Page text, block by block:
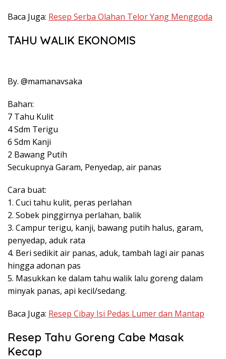
Baca Juga: Resep Serba Olahan Telor Yang Menggoda
TAHU WALIK EKONOMIS
By. @mamanavsaka
Bahan:
7 Tahu Kulit
4 Sdm Terigu
6 Sdm Kanji
2 Bawang Putih
Secukupnya Garam, Penyedap, air panas
Cara buat:
1. Cuci tahu kulit, peras perlahan
2. Sobek pinggirnya perlahan, balik
3. Campur terigu, kanji, bawang putih halus, garam,
penyedap, aduk rata
4. Beri sedikit air panas, aduk, tambah lagi air panas
hingga adonan pas
5. Masukkan ke dalam tahu walik lalu goreng dalam
minyak panas, api kecil/sedang.
Baca Juga: Resep Cibay Isi Pedas Lumer dan Mantap
Resep Tahu Goreng Cabe Masak
Kecap⁣⁣